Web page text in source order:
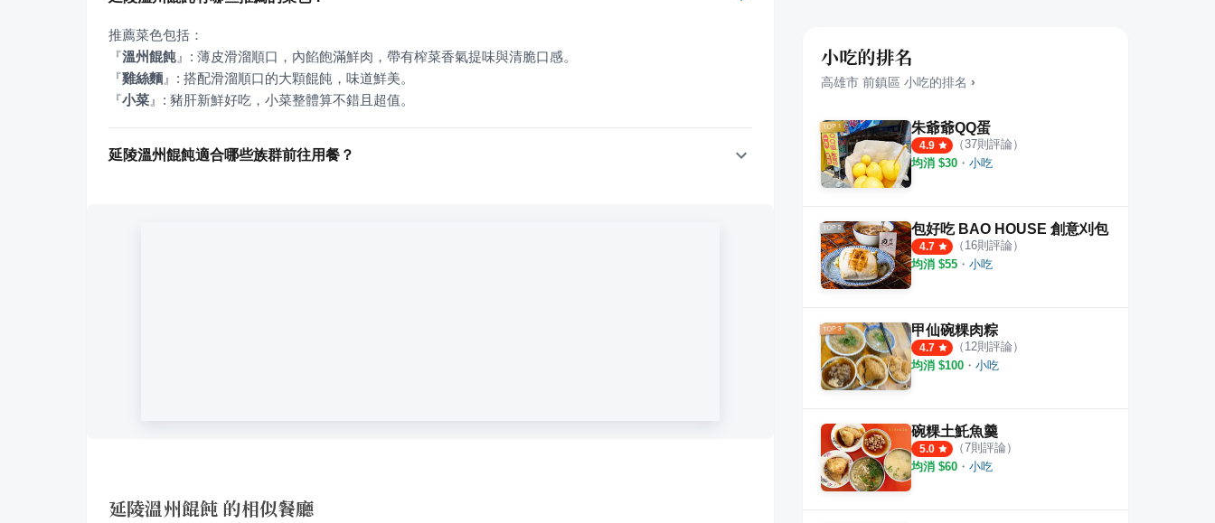
『溫州餛飩 』
『雞絲麵 』
『小菜 』 : 豬肝新鮮好吃，小菜整體算不錯且超值。
延陵溫州餛飩適合哪些族群前往用餐？
延陵溫州餛飩 的相似餐廳
小吃的排名
高雄市 前鎮區 小吃的排名 ›
朱爺爺QQ蛋
4.9 （37則評論）
均消 $30 ・ 小吃
包好吃 BAO HOUSE 創意刈包
4.7 （ 16則評論）
均消 $55 ・ 小吃
甲仙碗粿肉粽
4.7 （ 12則評論）
均消 $100 ・ 小吃
碗粿土魠魚羹
5.0 （7則評論）
均消 $60 ・ 小吃